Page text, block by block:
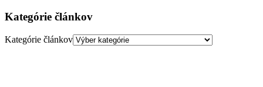
Kategórie článkov
Kategórie článkov